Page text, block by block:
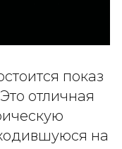
показ
отличная
на